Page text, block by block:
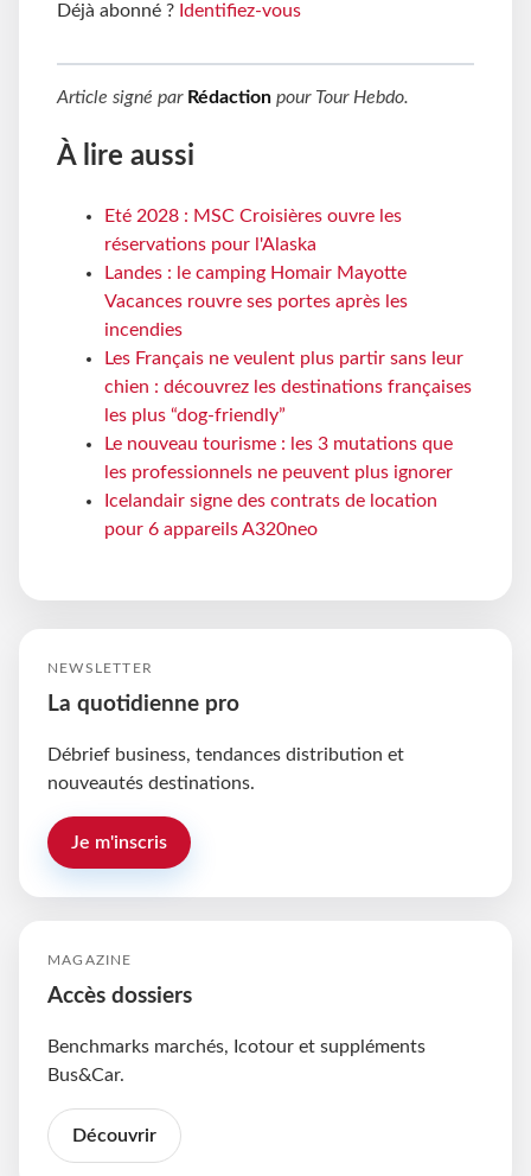
Déjà abonné ? Identifiez-vous
Article signé par Rédaction pour Tour Hebdo.
À lire aussi
Eté 2028 : MSC Croisières ouvre les
réservations pour l'Alaska
Landes : le camping Homair Mayotte
Vacances rouvre ses portes après les
incendies
Les Français ne veulent plus partir sans leur
chien : découvrez les destinations françaises
les plus “dog-friendly”
Le nouveau tourisme : les 3 mutations que
les professionnels ne peuvent plus ignorer
Icelandair signe des contrats de location
pour 6 appareils A320neo
NEWSLETTER
La quotidienne pro
Débrief business, tendances distribution et
nouveautés destinations.
Je m'inscris
MAGAZINE
Accès dossiers
Benchmarks marchés, Icotour et suppléments
Bus&Car.
Découvrir